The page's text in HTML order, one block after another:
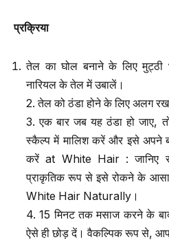
प्रक्रिया
तेल का घोल बनाने के लिए मुट्ठी
नारियल के तेल में उबालें।
2. तेल को ठंडा होने के लिए अलग
3. एक बार जब यह ठंडा हो
स्कैल्प में मालिश करें और इसे अपने
करें at White Hair : जानिए
प्राकृतिक रूप से इसे रोकने के
White Hair Naturally।
4. 15 मिनट तक मसाज करने के
ऐसे ही छोड़ दें। वैकल्पिक रूप से,